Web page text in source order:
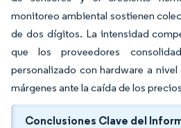
monitoreo ambiental sostienen
de dos dígitos. La intensidad
que los proveedores
personalizado con hardware a
márgenes ante la caída de los
Conclusiones Clave del